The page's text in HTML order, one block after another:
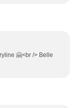
🤗<br /> Belle